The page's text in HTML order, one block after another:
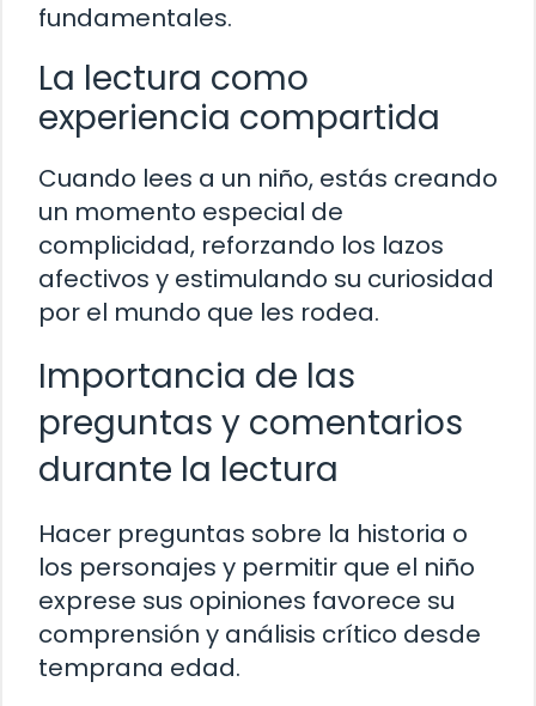
fundamentales.
La lectura como
experiencia compartida
Cuando lees a un niño, estás creando
un momento especial de
complicidad, reforzando los lazos
afectivos y estimulando su curiosidad
por el mundo que les rodea.
Importancia de las
preguntas y comentarios
durante la lectura
Hacer preguntas sobre la historia o
los personajes y permitir que el niño
exprese sus opiniones favorece su
comprensión y análisis crítico desde
temprana edad.